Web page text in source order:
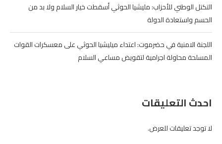
التكتل الوطني للأحزاب: مليشيا الحوثي أسقطت خيار السلام ولا بد من
الحسم واستعادة الدولة
اللجنة الامنية في حضرموت: اعتداء ميليشيا الحوثي على معسكرات القوات
المسلحة محاولة اجرامية لتقويض مساعي السلام
احدث التعليقات
لا توجد تعليقات للعرض.